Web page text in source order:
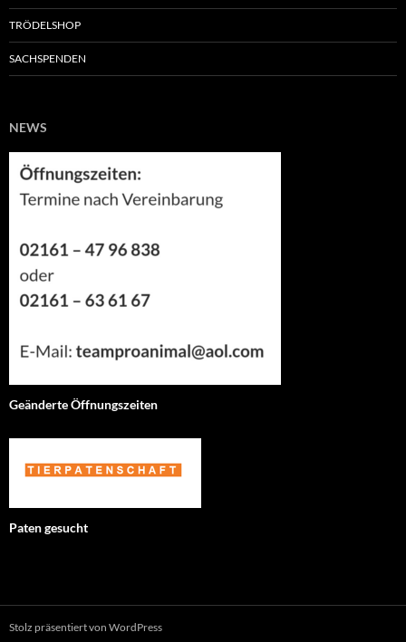
TRÖDELSHOP
SACHSPENDEN
NEWS
Geänderte Öffnungszeiten
Paten gesucht
Stolz präsentiert von WordPress